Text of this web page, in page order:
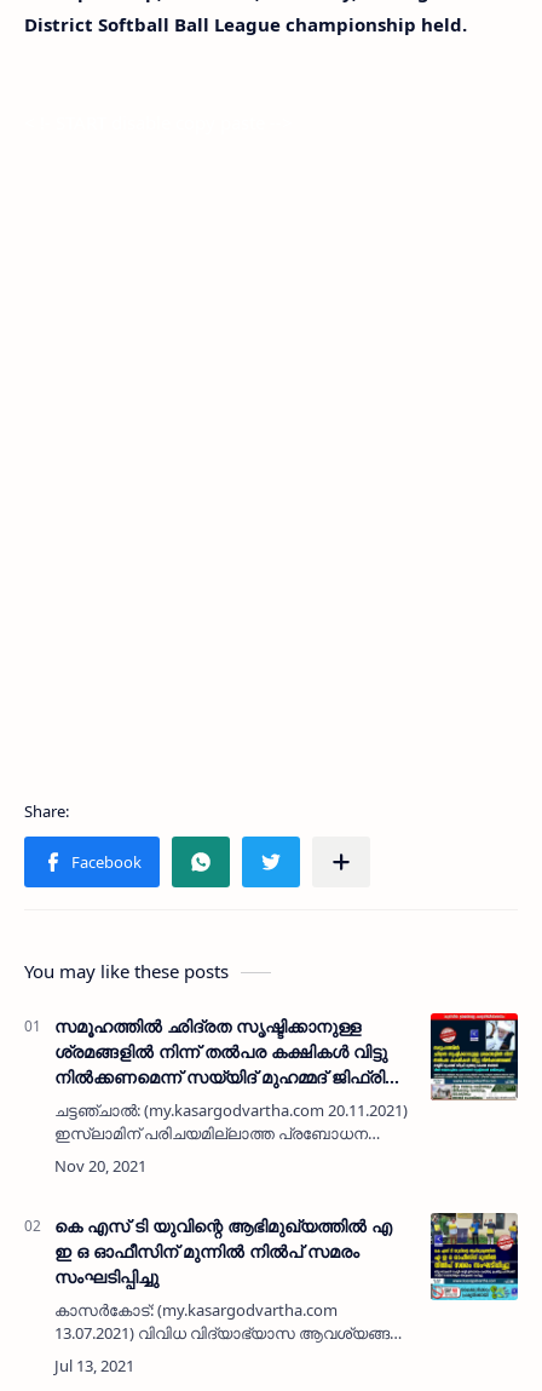
District Softball Ball League championship held.
You may like these posts
സമൂഹത്തിൽ ഛിദ്രത സൃഷ്ടിക്കാനുള്ള
ശ്രമങ്ങളിൽ നിന്ന് തൽപര കക്ഷികൾ വിട്ടു
നിൽക്കണമെന്ന് സയ്യിദ് മുഹമ്മദ് ജിഫ്രി
മുത്തു കോയ തങ്ങൾ; 'ചിലർ ബോധപൂർവം
പ്രശ്നങ്ങൾ സൃഷ്ടിക്കാൻ ശ്രമിക്കുന്നു'
ചട്ടഞ്ചാൽ: (my.kasargodvartha.com 20.11.2021)
ഇസ്ലാമിന് പരിചയമില്ലാത്ത പ്രബോധന
രീതികളും നടപടി ക്രമങ്ങളും മതത്തിലേക്ക്
ചേർത്തു പ്രചരിപ്പിച്ചു സമൂഹത്തിൽ
കെ എസ് ടി യുവിന്റെ ആഭിമുഖ്യത്തിൽ എ
ഇ ഒ ഓഫീസിന് മുന്നിൽ നിൽപ് സമരം
സംഘടിപ്പിച്ചു
കാസർകോട്: (my.kasargodvartha.com
13.07.2021) വിവിധ വിദ്യാഭ്യാസ ആവശ്യങ്ങൾ
ഉന്നയിച്ച് കൊണ്ട് കേരള സ്കൂൾ ടീചേഴ്സ് യൂനിയൻ
(കെ എസ് ടി യു) എ ഇ ഒ ഓഫീസിന് മുന്നിൽ